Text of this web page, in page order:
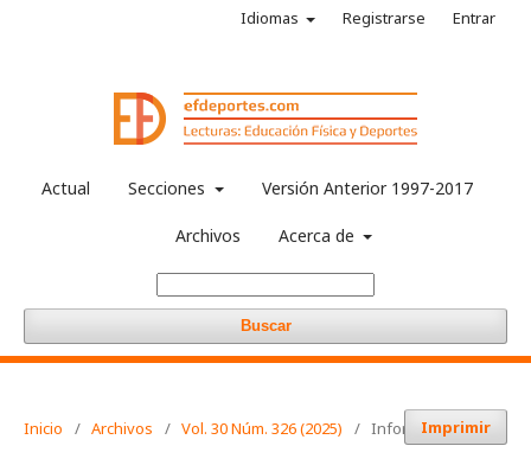
Actual Secciones Versión Anterior 1997-2017
Archivos Acerca de
Buscar
Idiomas Registrarse Entrar
Inicio / Archivos / Vol. 30 Núm. 326 (2025) / Informaciones
Imprimir